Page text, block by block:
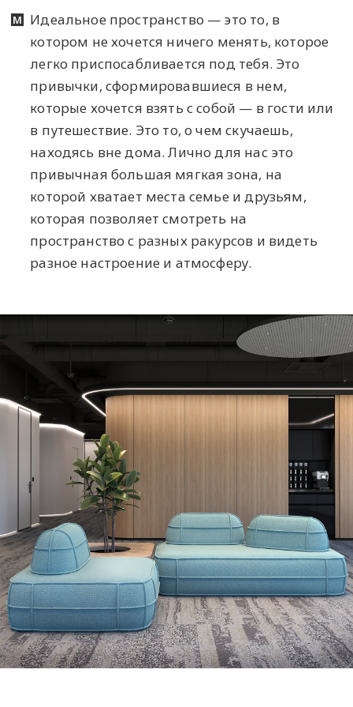
Идеальное пространство — это то, в
котором не хочется ничего менять, которое
легко приспосабливается под тебя. Это
привычки, сформировавшиеся в нем,
которые хочется взять с собой — в гости или
в путешествие. Это то, о чем скучаешь,
находясь вне дома. Лично для нас это
привычная большая мягкая зона, на
которой хватает места семье и друзьям,
которая позволяет смотреть на
пространство с разных ракурсов и видеть
разное настроение и атмосферу.